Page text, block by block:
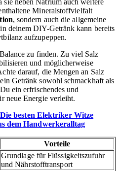
Mineralstoffvielfalt
, sondern auch die allgemeine
deinem DIY-Getränk kann bereits
aufzupeppen.
zu finden. Zu viel Salz
und möglicherweise
darauf, die Mengen an Salz
Getränk sowohl schmackhaft als
ein erfrischendes und
neue Energie verleiht.
Die besten Elektriker Witze
dem Handwerkeralltag
Vorteile
Grundlage für Flüssigkeitszufuhr
und Nährstofftransport